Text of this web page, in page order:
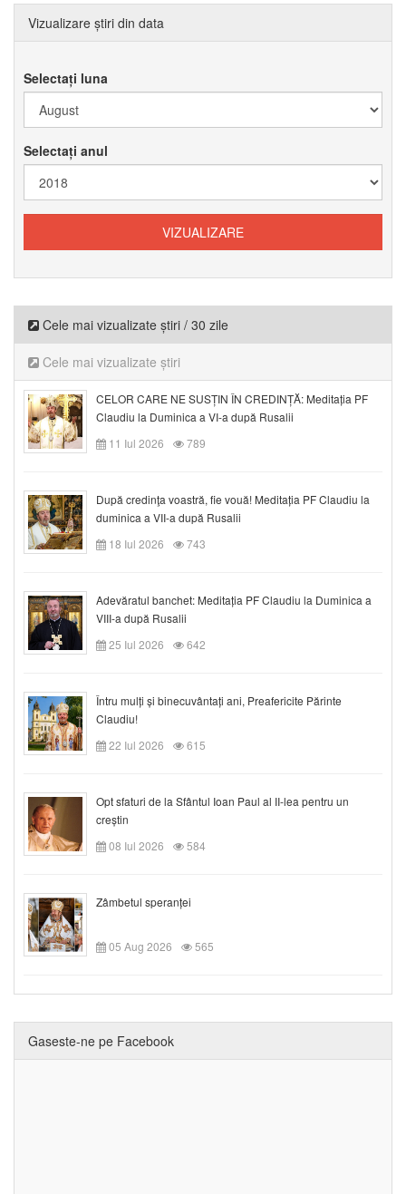
Vizualizare știri din data
Selectați luna
Selectați anul
Cele mai vizualizate știri / 30 zile
Cele mai vizualizate știri
CELOR CARE NE SUSȚIN ÎN CREDINȚĂ: Meditația PF
Claudiu la Duminica a VI-a după Rusalii
11 Iul 2026
789
După credinţa voastră, fie vouă! Meditația PF Claudiu la
duminica a VII-a după Rusalii
18 Iul 2026
743
Adevăratul banchet: Meditația PF Claudiu la Duminica a
VIII-a după Rusalii
25 Iul 2026
642
Întru mulți și binecuvântați ani, Preafericite Părinte
Claudiu!
22 Iul 2026
615
Opt sfaturi de la Sfântul Ioan Paul al II-lea pentru un
creștin
08 Iul 2026
584
Zâmbetul speranței
05 Aug 2026 565
Gaseste-ne pe Facebook